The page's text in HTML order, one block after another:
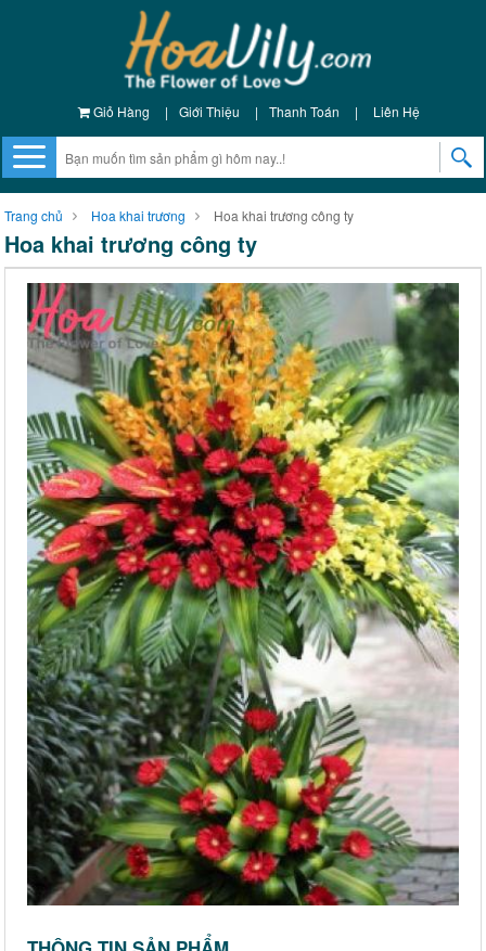
Giỏ Hàng | Giới Thiệu | Thanh Toán | Liên Hệ
Trang chủ Hoa khai trương Hoa khai trương công ty
Hoa khai trương công ty